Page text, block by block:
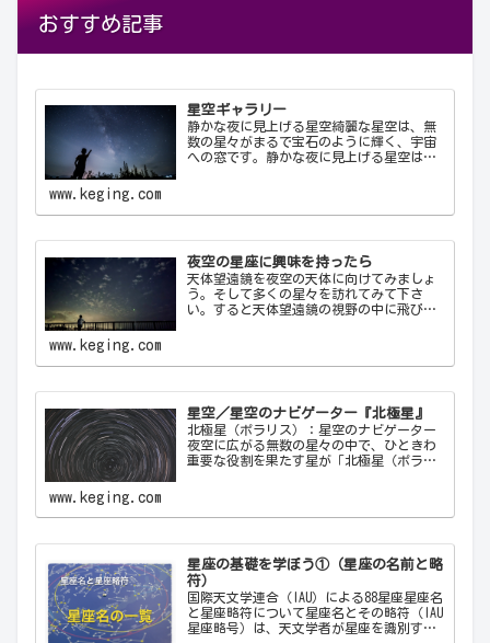
おすすめ記事
星空ギャラリー
静かな夜に見上げる星空綺麗な星空は、無
数の星々がまるで宝石のように輝く、宇宙
への窓です。静かな夜に見上げる星空は、
さと神秘を感…
www.keging.com
夜空の星座に興味を持ったら
天体望遠鏡を夜空の天体に向けてみましょ
う。そして多くの星々を訪れてみて下さ
い。すると天体望遠鏡の視野の中に飛び込
一生の趣味になることでしょう。
www.keging.com
星空／星空のナビゲーター『北極星』
北極星（ポラリス）：星空のナビゲーター
夜空に広がる無数の星々の中で、ひときわ
重要な役割を果たす星が「北極星（ポラリ
では…
www.keging.com
星座の基礎を学ぼう①（星座の名前と略
符）
国際天文学連合（IAU）による88星座星座名
と星座略符について星座名とその略符（IAU
星座略号）は、天文学者が星座を識別する